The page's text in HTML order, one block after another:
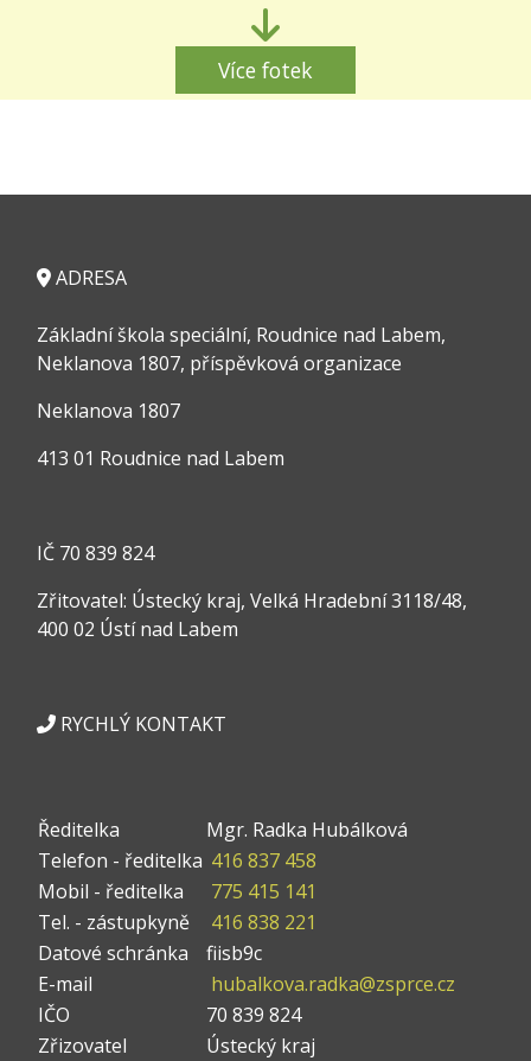
Více fotek
ADRESA
Základní škola speciální, Roudnice nad Labem,
Neklanova 1807, příspěvková organizace
Neklanova 1807
413 01 Roudnice nad Labem
IČ 70 839 824
Zřitovatel: Ústecký kraj, Velká Hradební 3118/48,
400 02 Ústí nad Labem
RYCHLÝ KONTAKT
Ředitelka
Mgr. Radka Hubálková
Telefon - ředitelka 416 837 458
Mobil - ředitelka
775 415 141
Tel. - zástupkyně
416 838 221
Datové schránka
fiisb9c
E-mail
hubalkova.radka@zsprce.cz
IČO
70 839 824
Zřizovatel
Ústecký kraj